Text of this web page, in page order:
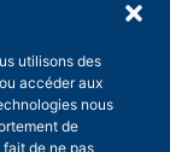
utilisons des
accéder aux
nous
de
de ne pas
il